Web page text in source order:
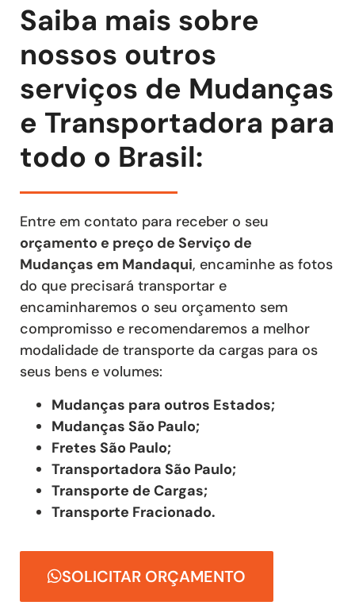
Saiba mais sobre
nossos outros
serviços de Mudanças
e Transportadora para
todo o Brasil:
Entre em contato para receber o seu
orçamento e preço de Serviço de
Mudanças em Mandaqui, encaminhe as fotos
do que precisará transportar e
encaminharemos o seu orçamento sem
compromisso e recomendaremos a melhor
modalidade de transporte da cargas para os
seus bens e volumes:
Mudanças para outros Estados;
Mudanças São Paulo;
Fretes São Paulo;
Transportadora São Paulo;
Transporte de Cargas;
Transporte Fracionado.
SOLICITAR ORÇAMENTO